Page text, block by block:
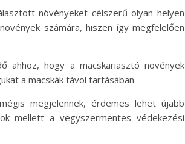
növényeket célszerű olyan helyen
számára, hiszen így megfelelően
ahhoz, hogy a macskariasztó növények
a macskák távol tartásában.
megjelennek, érdemes lehet újabb
mellett a vegyszermentes védekezési